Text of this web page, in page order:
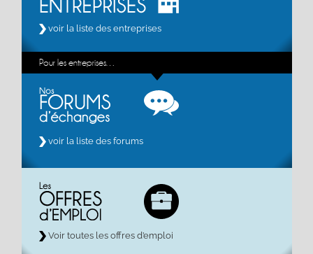
voir la liste des entreprises
Pour les entreprises…
voir la liste des forums
Voir toutes les offres d’emploi